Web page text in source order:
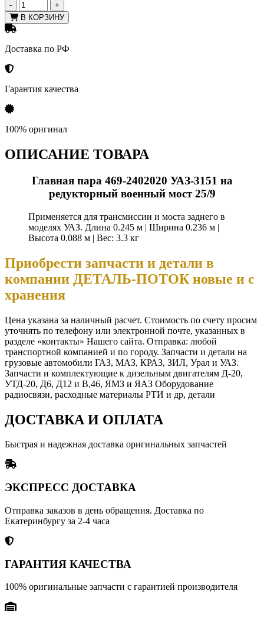
-
+
В КОРЗИНУ
Доставка по РФ
Гарантия качества
100% оригинал
ОПИСАНИЕ ТОВАРА
Главная пара 469-2402020 УАЗ-3151 на
редукторный военный мост 25/9
Применяется для трансмиссии и моста заднего в
моделях УАЗ. Длина 0.245 м | Ширина 0.236 м |
Высота 0.088 м | Вес: 3.3 кг
Приобрести запчасти и детали в
компании ДЕТАЛЬ-ПОТОК новые и с
хранения
Цена указана за наличный расчет. Стоимость по счету просим
уточнять по телефону или электронной почте, указанных в
разделе «контакты» Нашего сайта. Отправка: любой
транспортной компанией и по городу. Запчасти и детали на
грузовые автомобили ГАЗ, МАЗ, КРАЗ, ЗИЛ, Урал и УАЗ.
Запчасти и комплектующие к дизельным двигателям Д-20,
УТД-20, Д6, Д12 и В,46, ЯМЗ и ЯАЗ Оборудование
радиосвязи, расходные материалы РТИ и др, детали
ДОСТАВКА И ОПЛАТА
Быстрая и надежная доставка оригинальных запчастей
ЭКСПРЕСС ДОСТАВКА
Отправка заказов в день обращения. Доставка по
Екатеринбургу за 2-4 часа
ГАРАНТИЯ КАЧЕСТВА
100% оригинальные запчасти с гарантией производителя